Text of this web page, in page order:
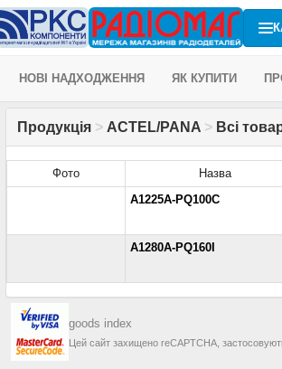
НОВІ НАДХОДЖЕННЯ ЯК КУПИТИ
Продукція > ACTEL/PANA > Всі
Фото Назва
A1225A-PQ100C
A1280A-PQ160I
goods index
Цей сайт захищено reCAPTCHA,